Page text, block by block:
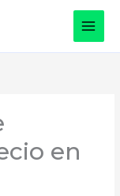
en